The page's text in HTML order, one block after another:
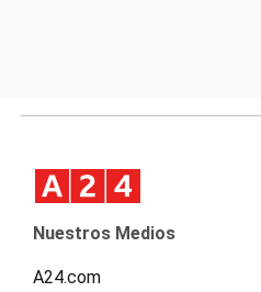
Nuestros Medios
A24.com